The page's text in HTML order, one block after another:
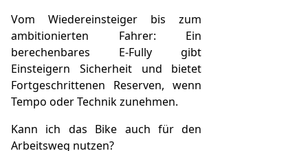
Vom Wiedereinsteiger bis zum
ambitionierten Fahrer: Ein
berechenbares E-Fully gibt
Einsteigern Sicherheit und bietet
Fortgeschrittenen Reserven, wenn
Tempo oder Technik zunehmen.
Kann ich das Bike auch für den
Arbeitsweg nutzen?